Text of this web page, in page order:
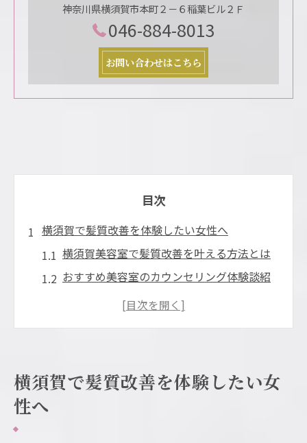
神奈川県横須賀市本町２－６稲葉ビル２Ｆ
046-884-8013
お問い合わせはこちら
目次
横須賀で髪質改善を体験したい女性へ
横須賀美容室で髪質改善を叶える方法とは
おすすめ美容室のカウンセリング体験談紹
美容室選びが変わる横須賀の魅力紹介
横須賀で髪質改善を体験したい女
性へ